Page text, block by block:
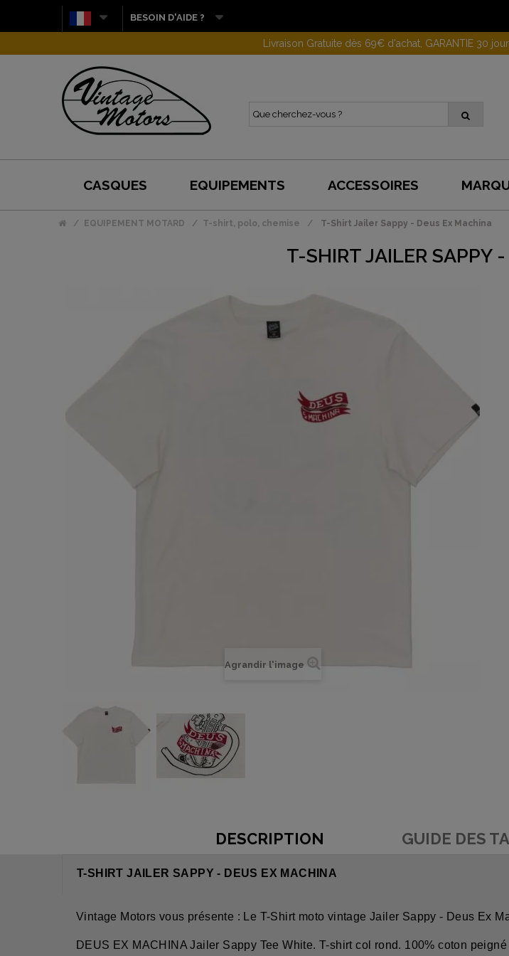
BESOIN D'AIDE ?
Gagnez 10 euros en parrainant un
CASQUES EQUIPEMENTS ACCESSOIRES
EQUIPEMENT MOTARD T-shirt, polo, chemise T-Shirt Jailer Sappy - Deus Ex Machina
T-SHIRT JAILER SAPPY
Agrandir l'image
DESCRIPTION GUIDE DES
T-SHIRT JAILER SAPPY - DEUS EX MACHINA
Vintage Motors vous présente : Le T-Shirt moto vintage Jailer Sappy - Deus Ex
DEUS EX MACHINA Jailer Sappy Tee White. T-shirt col rond. 100% coton